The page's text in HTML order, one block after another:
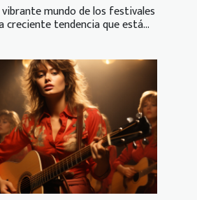
mundo de los festivales
creciente tendencia que está...